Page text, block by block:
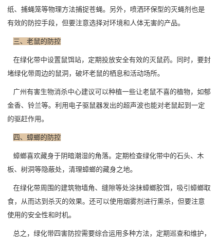
纸、捕蝇笼等物理方法捕捉苍蝇。另外，喷洒环保型的灭蝇剂也是
有效的防控手段，但要注意选择对环境和人体无害的产品。
三、老鼠的防控
在绿化带中设置鼠饵站，定期投放安全有效的灭鼠药。同时，要封
堵绿化带周边的鼠洞，破坏老鼠的栖息和活动场所。
广州有害生物消杀中心建议可以种植一些让老鼠不喜的植物，如郁
金香、铃兰等。利用电子驱鼠器发出的超声波也能对老鼠起到一定
的驱赶作用。
四、蟑螂的防控
蟑螂喜欢藏身于阴暗潮湿的角落。定期检查绿化带中的石头、木
板、树洞等隐蔽处， 清理蟑螂的藏身之地。
在绿化带周围的建筑物墙角、缝隙等处涂抹蟑螂胶饵，吸引蟑螂取
食，从而达到杀灭的效果。还可以使用烟雾剂进行熏杀，但要注意
使用的安全性和时机。
总之，绿化带四害防控需要综合运用多种方法，定期巡查和维护，